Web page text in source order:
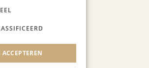
REIZEN
ACCEPTEREN